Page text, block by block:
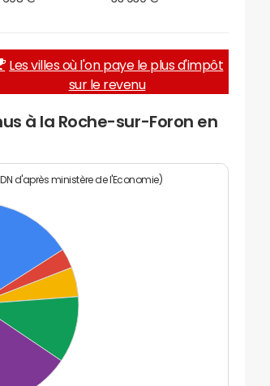
Les villes où l'on paye le plus d'impôt
sur le revenu
à la Roche-sur-Foron en
d'après ministère de l'Economie)